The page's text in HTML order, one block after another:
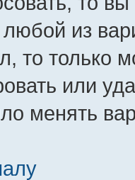
любой из
то только
или
менять